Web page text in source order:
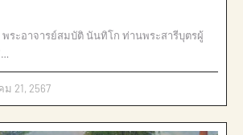
พระอาจารย์สมบัติ นันทิโก ท่านพระสารีบุตรผู้
…
21, 2567